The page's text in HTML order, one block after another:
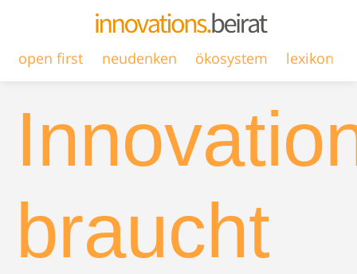
open first neudenken ökosystem lexikon
braucht